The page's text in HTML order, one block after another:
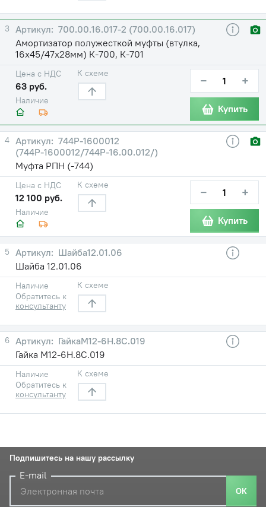
3
700.00.16.017-2 (700.00.16.017)
Амортизатор полужесткой муфты (втулка,
16х45/47х28мм) К-700, К-701
Наличие
Цена с НДС
63 руб.
К схеме − +
Купить
4
744Р-1600012
(744Р-1600012/744Р-16.00.012/)
Муфта РПН (-744)
Наличие
Цена с НДС
12 100 руб.
К схеме − +
Купить
5
Шайба12.01.06
Шайба 12.01.06
Наличие
Обратитесь к
консультанту
К схеме
6
ГайкаМ12-6Н.8С.019
Гайка М12-6Н.8С.019
Наличие
Обратитесь к
консультанту
К схеме
Подпишитесь на нашу рассылку
E-mail
ОК